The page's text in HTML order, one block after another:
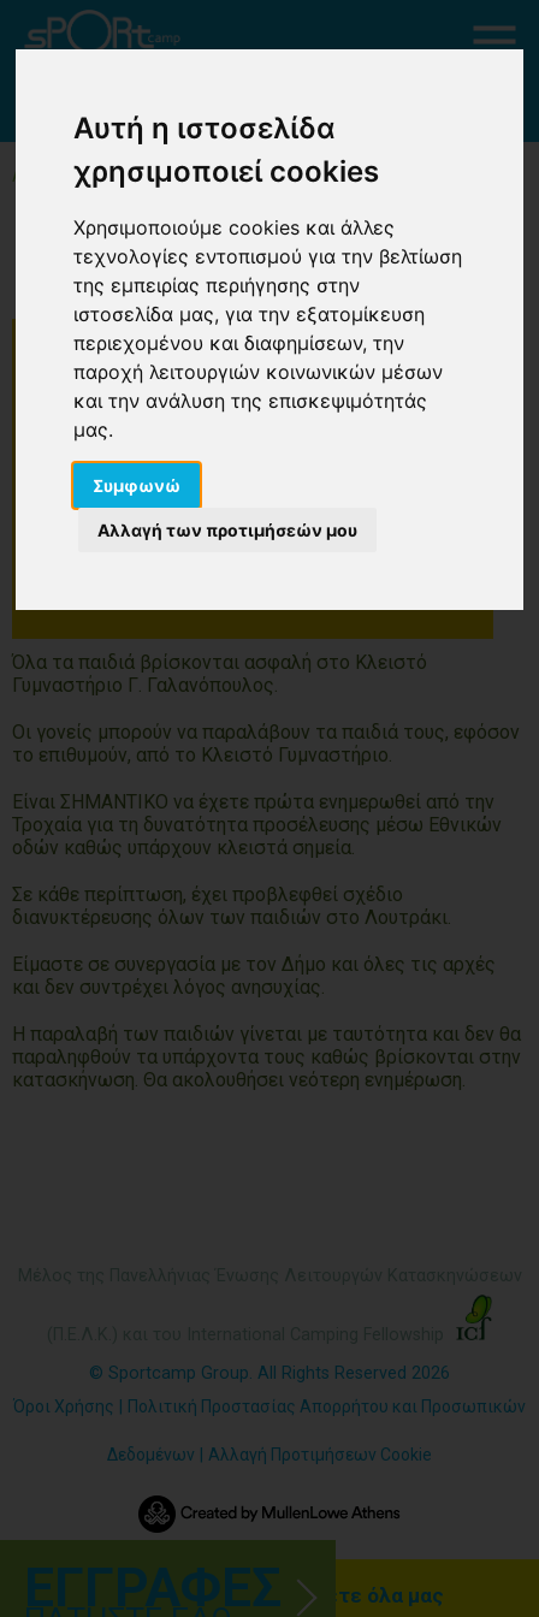
Αυτή η ιστοσελίδα
χρησιμοποιεί cookies
Χρησιμοποιούμε cookies και άλλες
τεχνολογίες εντοπισμού για την βελτίωση
της εμπειρίας περιήγησης στην
ιστοσελίδα μας, για την εξατομίκευση
περιεχομένου και διαφημίσεων, την
παροχή λειτουργιών κοινωνικών μέσων
και την ανάλυση της επισκεψιμότητάς
μας.
Συμφωνώ
Αλλαγή των προτιμήσεών μου
ΑΝΑΚΟΙΝΩΣΗ
ΑΡΧΙΚΗ ΑΝΑΚΟΙΝΩΣΗ
ΑΝΑΚΟΙΝΩΣΗ
Όλα τα παιδιά βρίσκονται ασφαλή στο Κλειστό
Γυμναστήριο Γ. Γαλανόπουλος.
Οι γονείς μπορούν να παραλάβουν τα παιδιά τους, εφόσον
το επιθυμούν, από το Κλειστό Γυμναστήριο.
Είναι ΣΗΜΑΝΤΙΚΟ να έχετε πρώτα ενημερωθεί από την
Τροχαία για τη δυνατότητα προσέλευσης μέσω Εθνικών
οδών καθώς υπάρχουν κλειστά σημεία.
Σε κάθε περίπτωση, έχει προβλεφθεί σχέδιο
διανυκτέρευσης όλων των παιδιών στο Λουτράκι.
Είμαστε σε συνεργασία με τον Δήμο και όλες τις αρχές
και δεν συντρέχει λόγος ανησυχίας.
Η παραλαβή των παιδιών γίνεται με ταυτότητα και δεν θα
παραληφθούν τα υπάρχοντα τους καθώς βρίσκονται στην
κατασκήνωση. Θα ακολουθήσει νεότερη ενημέρωση.
© Sportcamp Group. All Rights Reserved 2026
Όροι Χρήσης Πολιτική Προστασίας Απορρήτου και Προσωπικών
Δεδομένων Αλλαγή Προτιμήσεων Cookie
Γραφτείτε ΕΔΩ για να λαμβάνετε όλα μας
ΕΓΓΡΑΦΕΣ